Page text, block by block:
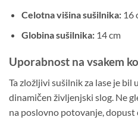
Celotna višina sušilnika:16
Globina sušilnika:14 cm
Uporabnost na vsakem
Ta zložljivi sušilnik za lase je bil
dinamičen življenjski slog. Ne
na poslovno potovanje, dopust